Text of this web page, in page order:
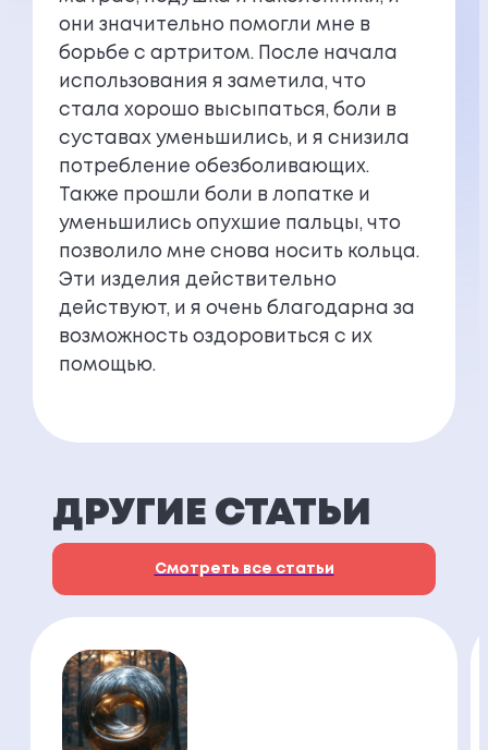
они значительно помогли мне в
борьбе с артритом. После начала
использования я заметила, что
стала хорошо высыпаться, боли в
суставах уменьшились, и я снизила
потребление обезболивающих.
Также прошли боли в лопатке и
уменьшились опухшие пальцы, что
позволило мне снова носить кольца.
Эти изделия действительно
действуют, и я очень благодарна за
возможность оздоровиться с их
помощью.
ДРУГИЕ СТАТЬИ
Смотреть все статьи